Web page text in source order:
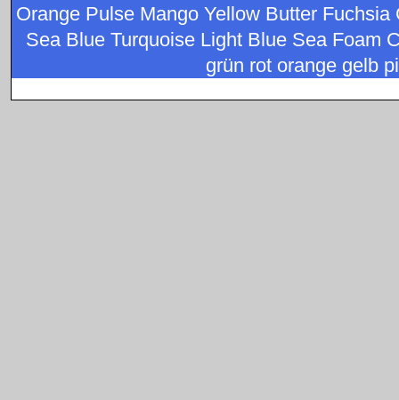
Orange Pulse Mango Yellow Butter
Sea Blue Turquoise Light Blue Sea Foam
grün rot orange gelb